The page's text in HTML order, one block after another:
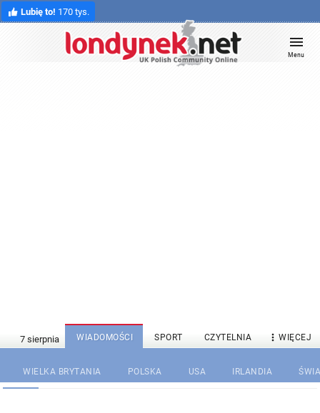
Lubię to! 170 tys.
Menu
WIADOMOŚCI SPORT CZYTELNIA  WIĘCEJ
WIELKA BRYTANIA POLSKA USA IRLANDIA